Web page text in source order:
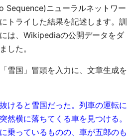
Sequence)ニューラルネットワー
トライした結果を記述します。訓
は、Wikipediaの公開データをダ
した。
雪国」冒頭を入力に、文章生成を
けると雪国だった。列車の運転に
然横に落ちてくる車を見つける。
乗っているものの、車が五郎のも